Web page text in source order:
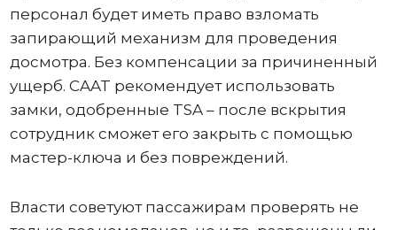
персонал будет иметь право взломать
запирающий механизм для проведения
досмотра. Без компенсации за причиненный
ущерб. CAAT рекомендует использовать
замки, одобренные TSA – после вскрытия
сотрудник сможет его закрыть с помощью
мастер-ключа и без повреждений.
Власти советуют пассажирам проверять не